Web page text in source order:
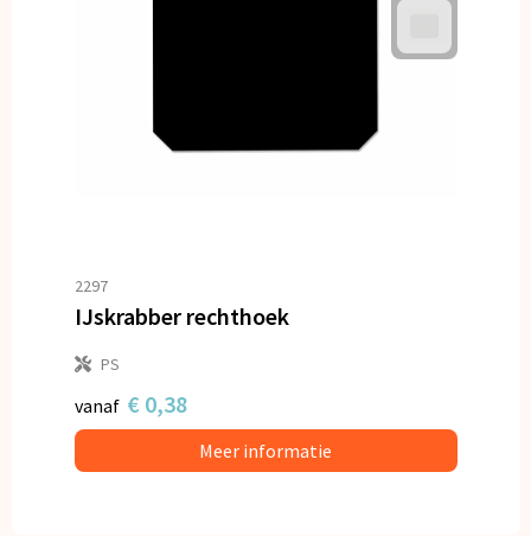
2297
IJskrabber rechthoek
PS
vanaf € 0,38
Meer informatie